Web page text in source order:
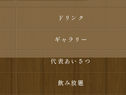
ドリンク
ギャラリー
代表あいさつ
飲み放題